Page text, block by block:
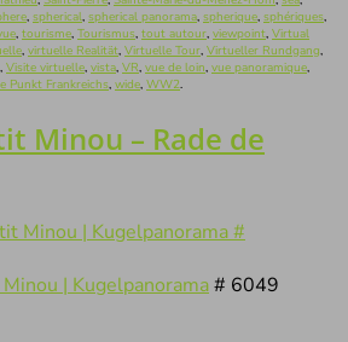
, spherical, spherical panorama, spherique, sphériques,
, tourisme, Tourismus, tout autour, viewpoint, Virtual
, virtuelle Realität, Virtuelle Tour, Virtueller Rundgang,
, Visite virtuelle, vista, VR, vue de loin, vue panoramique,
Punkt Frankreichs, wide, WW2.
Minou – Rade de
| Kugelpanorama# 6049